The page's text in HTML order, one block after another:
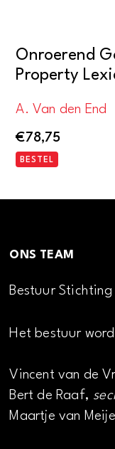
Onroerend
Property
A. Van den End
€78,75
BESTEL
ONS TEAM
Bestuur
Het bestuur
Vincent van de
Bert de Raaf,
Maartje van